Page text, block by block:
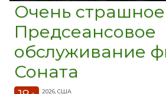
Очень
Предсеансовое
обслуживание
Соната
2026, США